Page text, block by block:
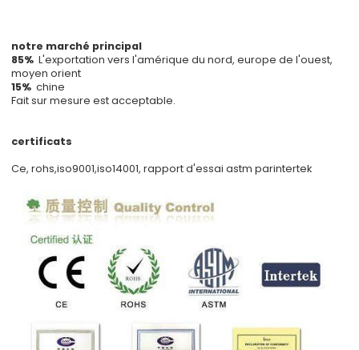
notre marché principal
85%L'exportation vers l'amérique du nord, europe de l'ouest,
moyen orient
15%chine
Fait sur mesure est acceptable.
certificats
Ce, rohs,iso9001,iso14001, rapport d'essai astm parintertek